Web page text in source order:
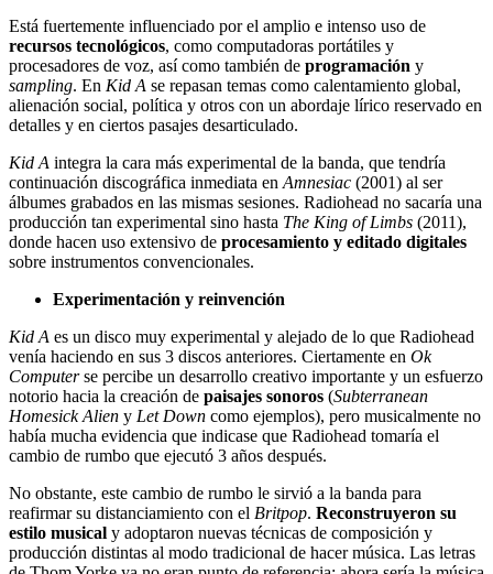
Está fuertemente influenciado por el amplio e intenso uso de
recursos tecnológicos, como computadoras portátiles y
procesadores de voz, así como también de programación y
sampling. En Kid A se repasan temas como calentamiento global,
alienación social, política y otros con un abordaje lírico reservado en
detalles y en ciertos pasajes desarticulado.
Kid A integra la cara más experimental de la banda, que tendría
continuación discográfica inmediata enAmnesiac (2001) al ser
álbumes grabados en las mismas sesiones. Radiohead no sacaría una
producción tan experimental sino hasta The King of Limbs (2011),
donde hacen uso extensivo de procesamiento y editado digitales
sobre instrumentos convencionales.
Experimentación y reinvención
Kid A es un disco muy experimental y alejado de lo que Radiohead
venía haciendo en sus 3 discos anteriores. Ciertamente en Ok
Computerse percibe un desarrollo creativo importante y un esfuerzo
notorio hacia la creación de paisajes sonoros (Subterranean
Homesick Alien y Let Down como ejemplos), pero musicalmente no
había mucha evidencia que indicase que Radiohead tomaría el
cambio de rumbo que ejecutó 3 años después.
No obstante, este cambio de rumbo le sirvió a la banda para
reafirmar su distanciamiento con el Britpop. Reconstruyeron su
estilo musical y adoptaron nuevas técnicas de composición y
producción distintas al modo tradicional de hacer música. Las letras